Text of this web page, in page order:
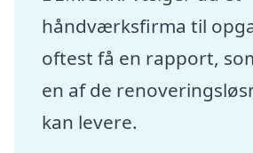
håndværksfirma til
oftest få en rapport,
en af de
kan levere.